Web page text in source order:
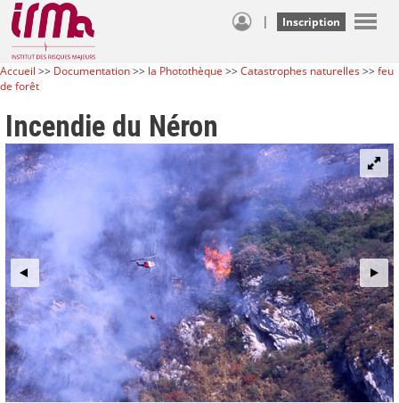
| Inscription
Accueil >> Documentation>> la Photothèque >>Catastrophes naturelles>>feu
de forêt
Incendie du Néron